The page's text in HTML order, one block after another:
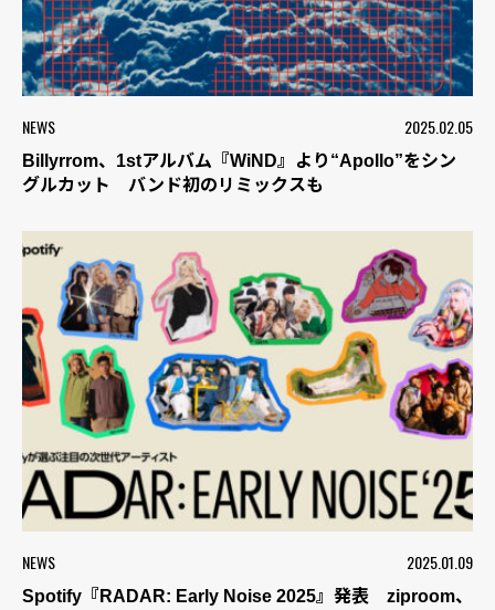
NEWS 2025.02.05
Billyrrom、1stアルバム『WiND』より“Apollo”をシン
グルカット バンド初のリミックスも
NEWS 2025.01.09
Spotify『RADAR: Early Noise 2025』発表 ziproom、